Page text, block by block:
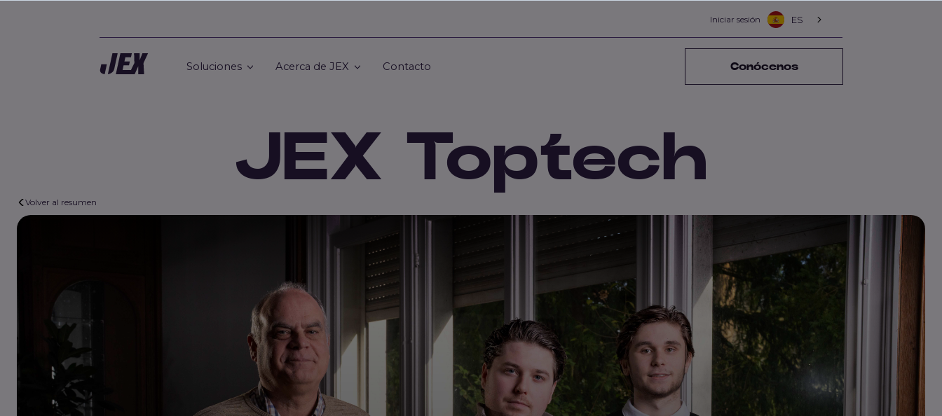
Iniciar sesión ES
Soluciones Acerca de JEX Contacto Conócenos
Volver al resumen
JEX Toptech